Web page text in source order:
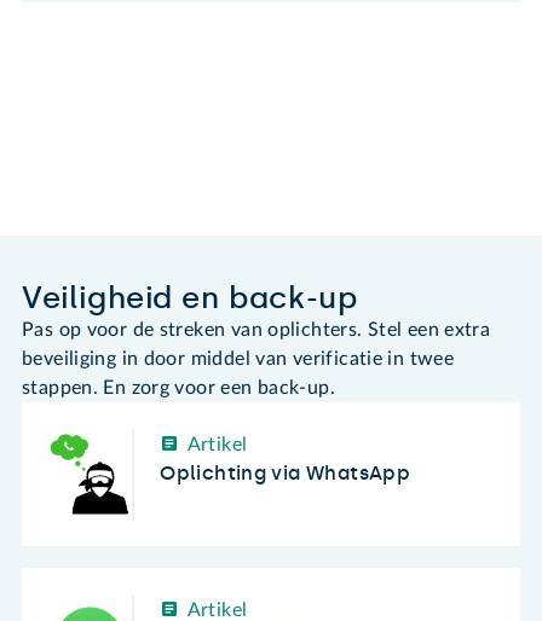
Veiligheid en back-up
Pas op voor de streken van oplichters. Stel een extra
beveiliging in door middel van verificatie in twee
stappen. En zorg voor een back-up.
Artikel
Oplichting via WhatsApp
Artikel